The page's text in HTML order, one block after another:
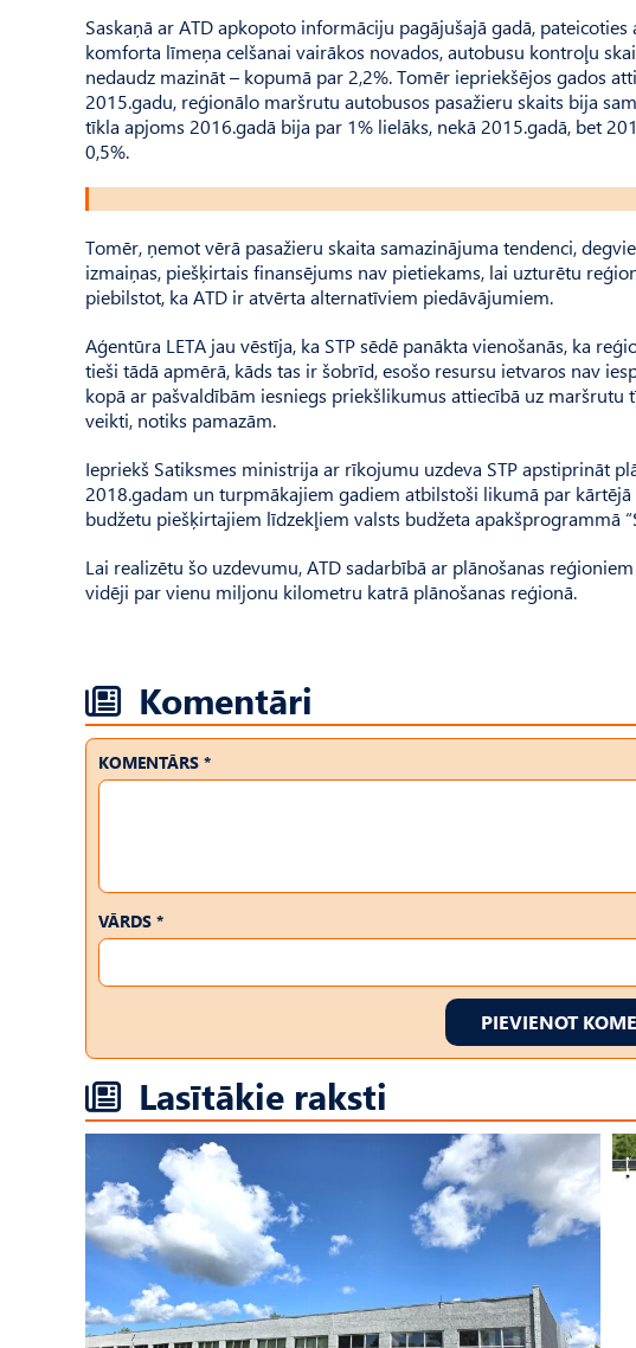
Saskaņā ar ATD apkopoto informāciju pagājušajā gadā,
komforta līmeņa celšanai vairākos novados, autobusu kontroļu
nedaudz mazināt – kopumā par 2,2%. Tomēr iepriekšējos gados
2015.gadu, reģionālo maršrutu autobusos pasažieru skaits bija
tīkla apjoms 2016.gadā bija par 1% lielāks, nekā 2015.gadā, bet
0,5%.
Tomēr, ņemot vērā pasažieru skaita samazinājuma tendenci,
izmaiņas, piešķirtais finansējums nav pietiekams, lai uzturētu
piebilstot, ka ATD ir atvērta alternatīviem piedāvājumiem.
Aģentūra LETA jau vēstīja, ka STP sēdē panākta vienošanās, ka
tieši tādā apmērā, kāds tas ir šobrīd, esošo resursu ietvaros nav
kopā ar pašvaldībām iesniegs priekšlikumus attiecībā uz
veikti, notiks pamazām.
Iepriekš Satiksmes ministrija ar rīkojumu uzdeva STP apstiprināt
2018.gadam un turpmākajiem gadiem atbilstoši likumā par
budžetu piešķirtajiem līdzekļiem valsts budžeta apakšprogrammā
Lai realizētu šo uzdevumu, ATD sadarbībā ar plānošanas
vidēji par vienu miljonu kilometru katrā plānošanas reģionā.
Komentāri
KOMENTĀRS *
VĀRDS *
PIEVIENOT
Lasītākie raksti